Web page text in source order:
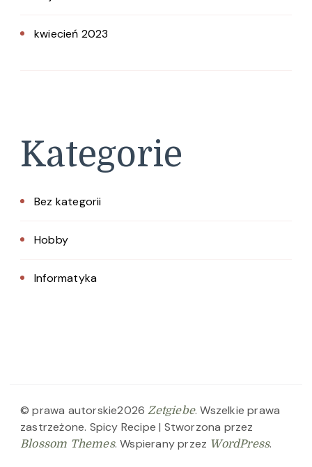
kwiecień 2023
Kategorie
Bez kategorii
Hobby
Informatyka
© prawa autorskie2026Zetgiebe. Wszelkie prawa
zastrzeżone. Spicy Recipe | Stworzona przez
Blossom Themes. Wspierany przez WordPress.